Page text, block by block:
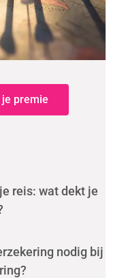
premie
reis: wat dekt je
nodig bij